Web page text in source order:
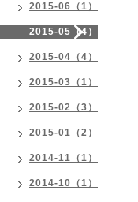
2015-06（1）
2015-05（4）
2015-04（4）
2015-03（1）
2015-02（3）
2015-01（2）
2014-11（1）
2014-10（1）